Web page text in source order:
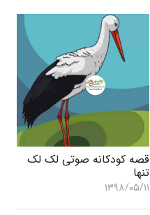
قصه کودکانه صوتی لک لک
تنها
۱۳۹۸/۰۵/۱۱